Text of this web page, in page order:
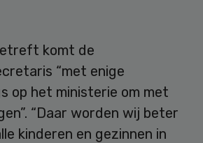
komt de
“met enige
op het ministerie om met
“Daar worden wij beter
kinderen en gezinnen in